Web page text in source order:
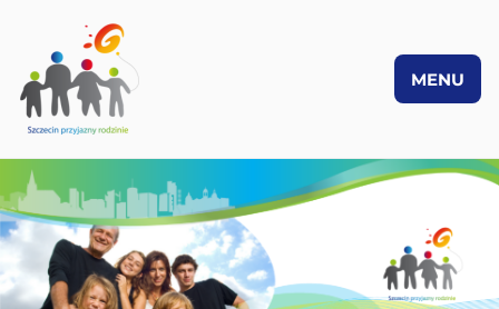
PRZEJDŹ DO TREŚCI
MENU